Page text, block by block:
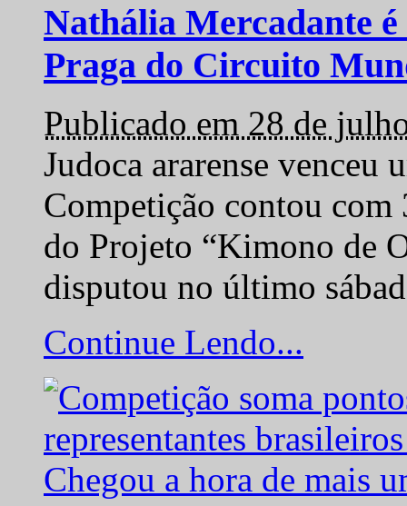
Nathália Mercadante
Praga do Circuito
Publicado em 28 de
Judoca ararense venceu
Competição contou com
do Projeto “Kimono de
disputou no último
Continue Lendo...